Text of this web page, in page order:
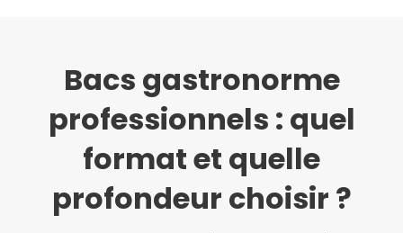
Bacs gastronorme
professionnels : quel
format et quelle
profondeur choisir ?